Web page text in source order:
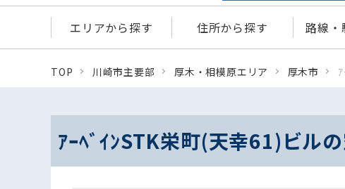
エリアから探す 住所から探す 路線・
TOP 川崎市主要部 厚木・相模原エリア 厚木市
ｱｰﾍﾞｲﾝSTK栄町(天幸61)ビル